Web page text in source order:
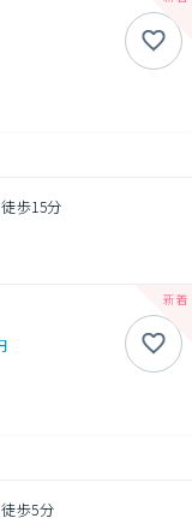
歩15分
歩5分